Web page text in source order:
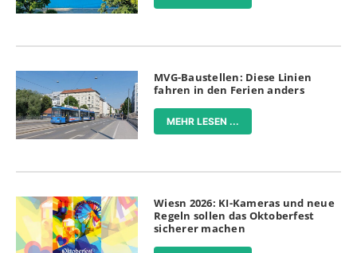
MVG-Baustellen: Diese Linien
fahren in den Ferien anders
MEHR LESEN ...
Wiesn 2026: KI-Kameras und neue
Regeln sollen das Oktoberfest
sicherer machen